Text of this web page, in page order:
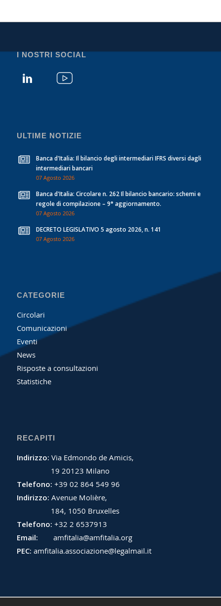
I NOSTRI SOCIAL
ULTIME NOTIZIE
Banca d'Italia: Il bilancio degli intermediari IFRS diversi dagli
intermediari bancari
07 Agosto 2026
Banca d'Italia: Circolare n. 262 Il bilancio bancario: schemi e
regole di compilazione – 9° aggiornamento.
07 Agosto 2026
DECRETO LEGISLATIVO 5 agosto 2026, n. 141
07 Agosto 2026
CATEGORIE
Circolari
Comunicazioni
Eventi
News
Risposte a consultazioni
Statistiche
RECAPITI
Indirizzo: Via Edmondo de Amicis,
19 20123 Milano
Telefono: +39 02 864 549 96
Indirizzo: Avenue Molière,
184, 1050 Bruxelles
Telefono: +32 2 6537913
Email:
amfitalia@amfitalia.org
PEC: amfitalia.associazione@legalmail.it